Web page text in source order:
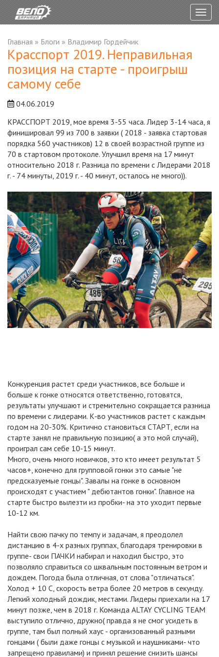
Главная » Блоги » Владимир Гордейчик
Красспорт 2019. Неправильная
позиция на старте - проигрыш
самому себе
04.06.2019
КРАССПОРТ 2019, мое время 3-55 часа. Лидер 3-14 часа, я
финишировал 99 из 700 в заявки ( 2018 - заявка стартовая
порядка 560 участников) 12 в своей возрастной группе из
70 в стартовом протоколе. Улучшил время на 17 минут
относительно 2018 г. Разница по времени с Лидерами 2018
г. - 74 минуты, 2019 г. - 40 минут, осталось не много)).
Конкуренция растет среди участников, все больше и
больше к гонке относятся ответственно, готовятся,
результаты улучшают и стремительно сокращается разница
по времени с лидерами. К-во участников растет с каждым
годом на 20-30%. Критично становиться СТАРТ, если на
старте занял не правильную позицию( а это мой случай),
проиграл сам себе 10-15 минут.
Много, очень много новичков, это кто имеет результат 5
часов+, конечно для групповой гонки это самые "не
предсказуемые гонцы". Завалы на гонке в основном
происходят с участием " дебютантов гонки". Главное на
старте быстро вылезти из пробки- на это уходит первые
10-12 км.
Найти свою пачку по темпу и задачам, я преодолел
дистанцию в 4-х разных группах, благодаря тренировки в
группе- свои ПАЧКИ набирал и находил быстро, это
позволяло справиться со шквальным постоянным ветром и
дождем. Погода была отличная, от слова "отличаться".
Холод + 10 С, скорость ветра более 20 метров в секунду.
Легкий холодный дождик, местами. Лидеры приехали на 17
минут позже, чем в 2018 г. Команда ALTAY CYCLING TEAM
выступило отлично, дружно( правда я не смог усидеть в
группе, там был полный хаус - организованный разными
гонцами ( были даже гонцы с музыкой и наушниками- что
запрещено правилами) и принял решение снизить шансы